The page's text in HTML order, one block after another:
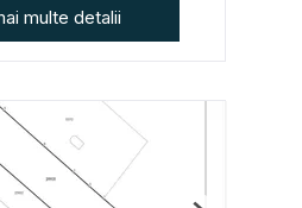
multe detalii